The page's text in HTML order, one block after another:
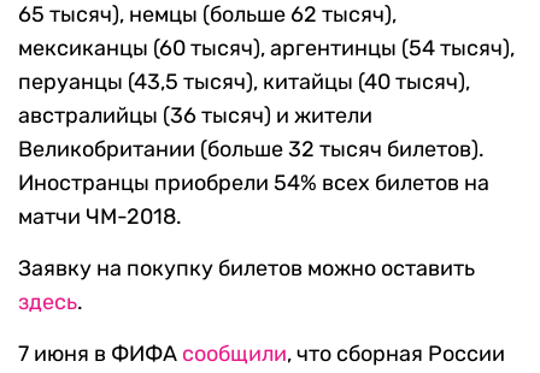
65 тысяч), немцы (больше 62 тысяч),
мексиканцы (60 тысяч), аргентинцы (54 тысяч),
перуанцы (43,5 тысяч), китайцы (40 тысяч),
австралийцы (36 тысяч) и жители
Великобритании (больше 32 тысяч билетов).
Иностранцы приобрели 54% всех билетов на
матчи ЧМ-2018.
Заявку на покупку билетов можно оставить
здесь.
7 июня в ФИФА сообщили, что сборная России